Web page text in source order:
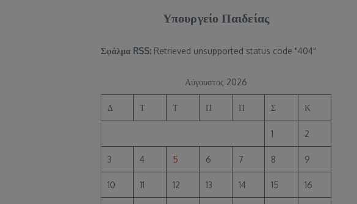
Υπουργείο Παιδείας
Σφάλμα RSS: Retrieved unsupported status code "404"
Αύγουστος 2026
Δ Τ Τ Π Π Σ Κ
1 2
3 4 5 6 7 8 9
10 11 12 13 14 15 16